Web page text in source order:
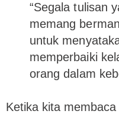
“Segala tulisan
memang
untuk
memperbaiki
orang dalam
Ketika kita